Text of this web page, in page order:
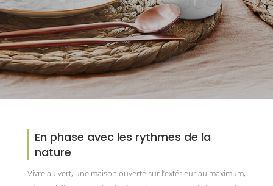
En phase avec les rythmes de la
nature
Vivre au vert, une maison ouverte sur l’extérieur au maximum,